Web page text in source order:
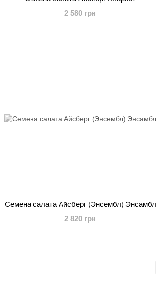
2 580 грн
Семена салата Айсберг (Энсембл) Энсамбл
2 820 грн